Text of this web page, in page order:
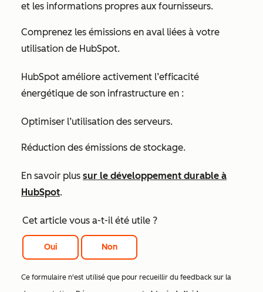
et les informations propres aux fournisseurs.
Comprenez les émissions en aval liées à votre
utilisation de HubSpot.
HubSpot améliore activement l’efficacité
énergétique de son infrastructure en :
Optimiser l’utilisation des serveurs.
Réduction des émissions de stockage.
En savoir plus sur le développement durable à
HubSpot.
Cet article vous a-t-il été utile ?
Oui Non
Ce formulaire n'est utilisé que pour recueillir du feedback sur la